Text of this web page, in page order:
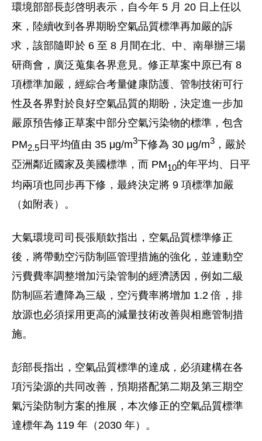
環境部部長彭啓明表示，自今年 5 月 20 日上任以
來，陸續收到各界期盼空氣品質標準再加嚴的訴
求，該部隨即於 6 至 8 月間在北、中、南舉辦三場
研商會，廣泛蒐集各界意見。修正草案中原已有 8
項標準加嚴，經綜合考量健康防護、管制技術可行
性及各界對於良好空氣品質的期盼，決定進一步加
嚴原預告修正草案中部分空氣污染物的標準，包含
PM2.5日平均值由 35 μg/m3下修為 30 μg/m3 ，嚴於
亞洲鄰近國家及美國標準，而 PM10的年平均、日平
均兩項也同步再下修，最終決定將 9 項標準加嚴
（如附表）。
大氣環境司司長張順欽指出，空氣品質標準修正
後，將帶動空污防制區管理措施的強化，並連動空
污費費率調整增加污染管制的經濟誘因，例如二級
防制區若遭降為三級，空污費率將增加 1.2 倍，排
放源也必須採用更高的減量技術改善與相應管制措
施。
彭部長指出，空氣品質標準的達成，必須建構在各
項污染源的共同改善，預期搭配第二期及第三期空
氣污染防制方案的推展，本次修正的空氣品質標準
達標年為 119 年（2030 年）。